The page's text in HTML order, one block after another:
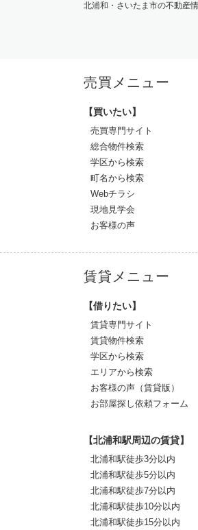
北浦和・さいたま市の不動産
売買メニュー
【買いたい】
売買専門サイト
総合物件検索
学区から検索
町名から検索
Webチラシ
現地見学会
お客様の声
賃貸メニュー
【借りたい】
賃貸専門サイト
賃貸物件検索
学区から検索
エリアから検索
お客様の声（賃貸版）
お部屋探し依頼フォーム
【北浦和駅周辺の賃貸】
北浦和駅徒歩3分以内
北浦和駅徒歩5分以内
北浦和駅徒歩7分以内
北浦和駅徒歩10分以内
北浦和駅徒歩15分以内